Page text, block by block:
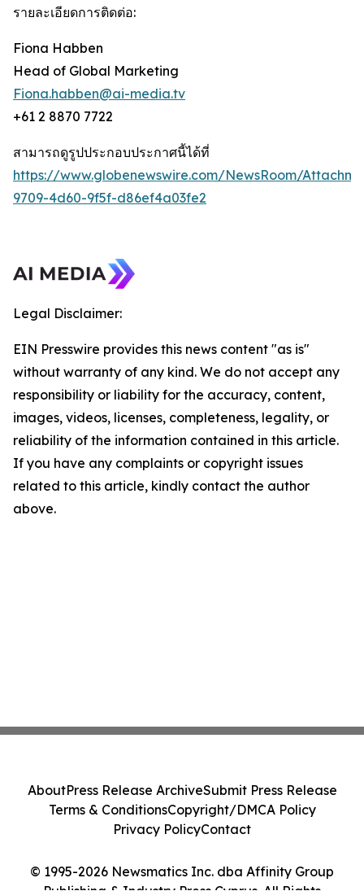
รายละเอียดการติดต่อ:
Fiona Habben
Head of Global Marketing
Fiona.habben@ai-media.tv
+61 2 8870 7722
สามารถดูรูปประกอบประกาศนี้ได้ที่
https://www.globenewswire.com/NewsRoom/
9709-4d60-9f5f-d86ef4a03fe2
Legal Disclaimer:
EIN Presswire provides this news content "as is"
without warranty of any kind. We do not accept any
responsibility or liability for the accuracy, content,
images, videos, licenses, completeness, legality, or
reliability of the information contained in this article.
If you have any complaints or copyright issues
related to this article, kindly contact the author
above.
© 1995-2026 Newsmatics Inc. dba Affinity Group
AboutPress Release ArchiveSubmit Press Release
Terms & ConditionsCopyright/DMCA Policy
Privacy PolicyContact